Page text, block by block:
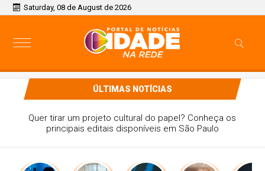
Saturday, 08 de August de 2026
ÚLTIMAS NOTÍCIAS
Desafios da Lei 14.133 na educação pública